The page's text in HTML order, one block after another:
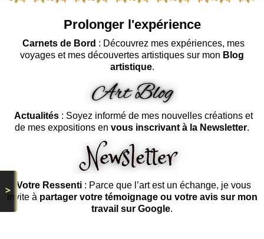
>
Prolonger l'expérience
Carnets de Bord : Découvrez mes expériences, mes
voyages et mes découvertes artistiques sur mon Blog
artistique.
Actualités : Soyez informé de mes nouvelles créations et
de mes expositions en vous inscrivant à la Newsletter.
Votre Ressenti: Parce que l’art est un échange, je vous
invite à partager votre témoignage ou votre avis sur mon
travail sur Google.